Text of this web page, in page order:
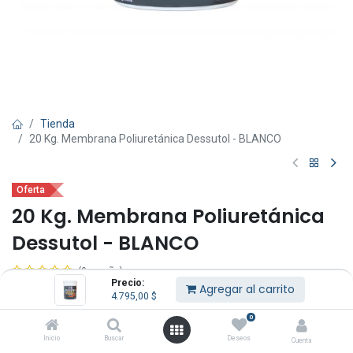
Precio:
4.795,00 $ Agregar al carrito
Inicio Buscar
0
Deseos Cuenta
Tienda
20 Kg. Membrana Poliuretánica Dessutol - BLANCO
Oferta
20 Kg. Membrana Poliuretánica
Dessutol - BLANCO
(0 reseña)
Descripción: Supercapa Dessutol impermeabilizante para techos x
20 lts.
Color: Blanco, rojo, verde, gris, negro y beige.